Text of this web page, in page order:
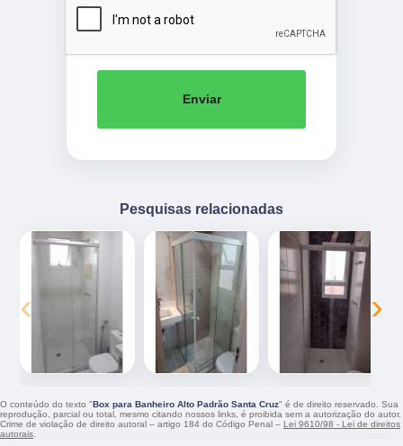
Enviar
Pesquisas relacionadas
‹ ›
O conteúdo do texto "Box para Banheiro Alto Padrão Santa Cruz" é de direito reservado. Sua
reprodução, parcial ou total, mesmo citando nossos links, é proibida sem a autorização do autor.
Crime de violação de direito autoral – artigo 184 do Código Penal – Lei 9610/98 - Lei de direitos
autorais